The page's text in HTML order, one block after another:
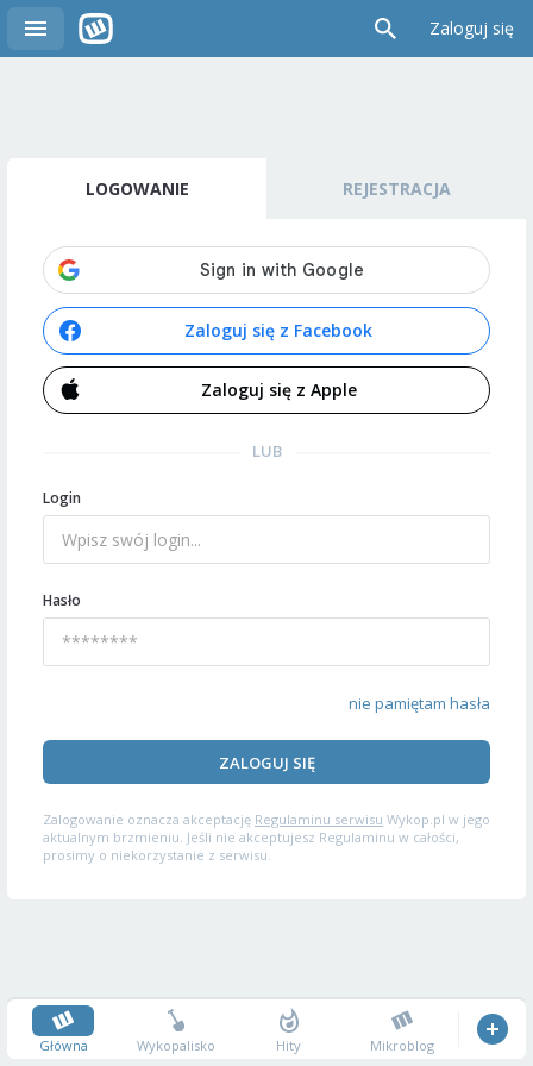
Zaloguj się
LOGOWANIE REJESTRACJA
Zaloguj się z Facebook
Zaloguj się z Apple
LUB
Login
Hasło
nie pamiętam hasła
ZALOGUJ SIĘ
Zalogowanie oznacza akceptację Regulaminu serwisu Wykop.pl w jego
aktualnym brzmieniu. Jeśli nie akceptujesz Regulaminu w całości,
prosimy o niekorzystanie z serwisu.
Główna Wykopalisko Hity Mikroblog